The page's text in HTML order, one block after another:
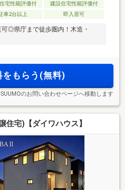
宅性能評価付
建設住宅性能評価付
車2台以上 即入居可
可◎県庁まで徒歩圏内！木造・
をもらう(無料)
のお問い合わせページへ移動します
宅)【ダイワハウス】